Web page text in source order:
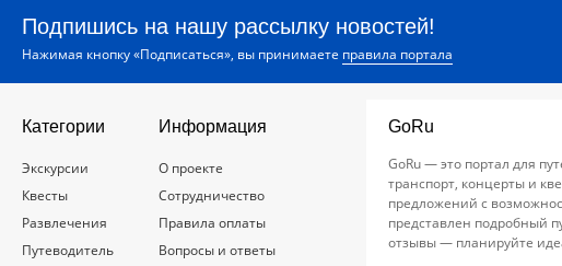
Подпишись на нашу рассылку новостей!
Нажимая кнопку «Подписаться», вы принимаете правила портала
Категории
Экскурсии
Квесты
Развлечения
Путеводитель
Информация
О проекте
Сотрудничество
Правила оплаты
Вопросы и ответы
GoRu
GoRu — это портал для
транспорт, концерты и
предложений с
представлен подробный
отзывы — планируйте